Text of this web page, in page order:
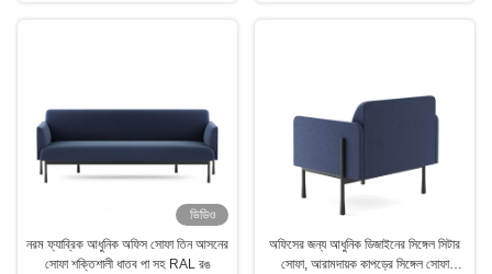
ভিডিও
নরম ফ্যাব্রিক আধুনিক অফিস সোফা তিন আসনের
সোফা শক্তিশালী ধাতব পা সহ RAL রঙ
অফিসের জন্য আধুনিক ডিজাইনের সিঙ্গেল সিটার
সোফা, আরামদায়ক কাপড়ের সিঙ্গেল সোফা